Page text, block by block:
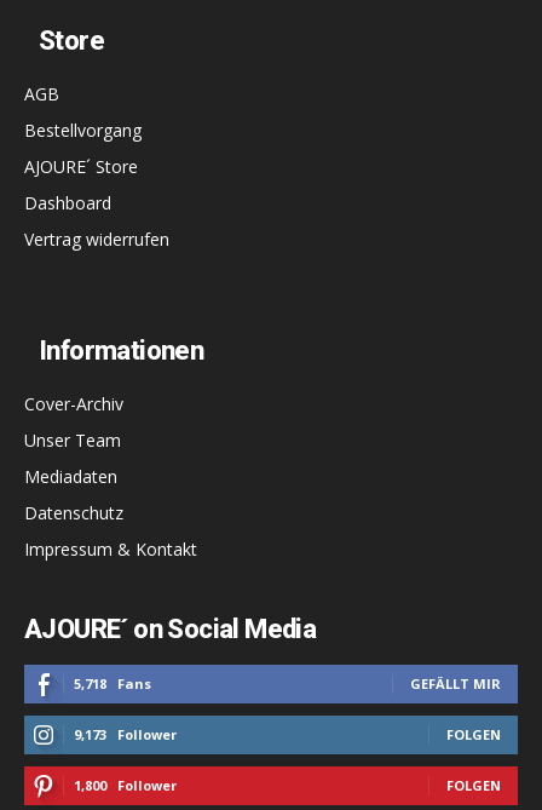
Store
AGB
Bestellvorgang
AJOURE´ Store
Dashboard
Vertrag widerrufen
Informationen
Cover-Archiv
Unser Team
Mediadaten
Datenschutz
Impressum & Kontakt
AJOURE´ on Social Media
5,718 Fans GEFÄLLT MIR
9,173 Follower FOLGEN
1,800 Follower FOLGEN